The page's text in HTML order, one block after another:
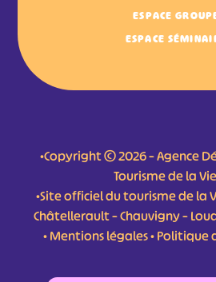
ESPACE
ESPACE
•Copyright © 2026 – Agence
Tourisme de la
•Site officiel du tourisme de la
Châtellerault – Chauvigny –
•Mentions légales•Politique